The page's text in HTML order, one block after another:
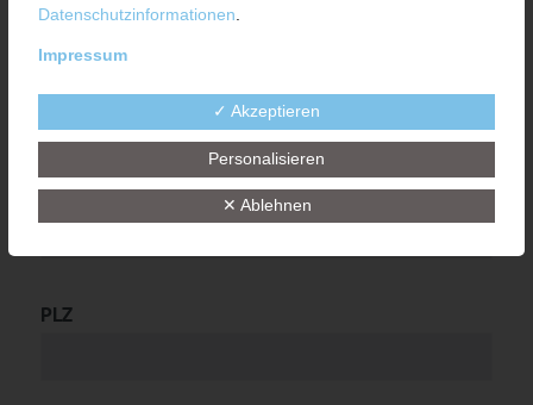
Nachname*
E-Mail*
PLZ
Datenschutzinformationen.
Impressum
✓ Akzeptieren
Personalisieren
✕ Ablehnen